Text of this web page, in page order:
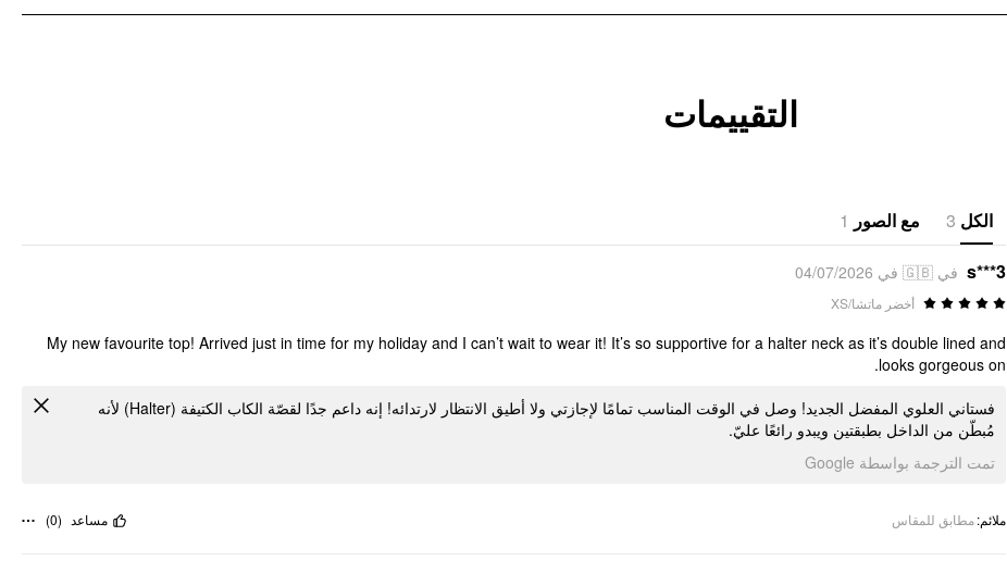
التقييمات
الكل 3 مع الصور 1
s***3 في 🇬🇧 في 04/07/2026
أخضر ماتشا/XS
My new favourite top! Arrived just in time for my holiday and I can’t wait to wear it! It’s so supportive for a halter neck as it’s double lined and
looks gorgeous on.
فستاني العلوي المفضل الجديد! وصل في الوقت المناسب تمامًا لإجازتي ولا أطيق الانتظار لارتدائه! إنه داعم جدًا لقصّة الكاب الكتيفة (Halter) لأنه
مُبطّن من الداخل بطبقتين ويبدو رائعًا عليّ.
تمت الترجمة بواسطة Google
ملائم:مطابق للمقاس مساعد (
0
)